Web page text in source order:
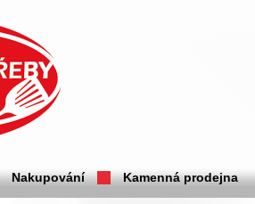
Nakupování Kamenná prodejna